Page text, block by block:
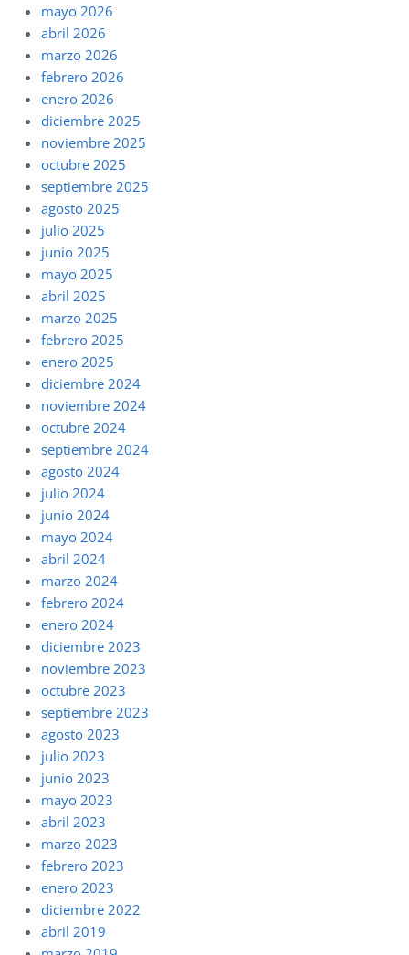
mayo 2026
abril 2026
marzo 2026
febrero 2026
enero 2026
diciembre 2025
noviembre 2025
octubre 2025
septiembre 2025
agosto 2025
julio 2025
junio 2025
mayo 2025
abril 2025
marzo 2025
febrero 2025
enero 2025
diciembre 2024
noviembre 2024
octubre 2024
septiembre 2024
agosto 2024
julio 2024
junio 2024
mayo 2024
abril 2024
marzo 2024
febrero 2024
enero 2024
diciembre 2023
noviembre 2023
octubre 2023
septiembre 2023
agosto 2023
julio 2023
junio 2023
mayo 2023
abril 2023
marzo 2023
febrero 2023
enero 2023
diciembre 2022
abril 2019